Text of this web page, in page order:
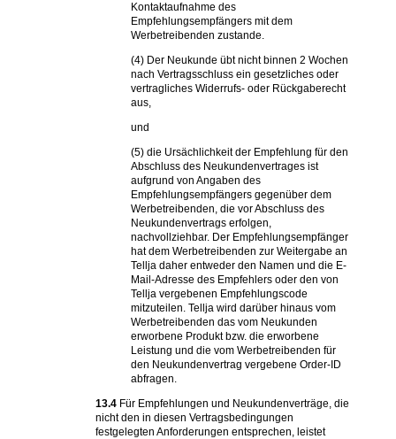
Kontaktaufnahme des
Empfehlungsempfängers mit dem
Werbetreibenden zustande.
(4) Der Neukunde übt nicht binnen 2 Wochen
nach Vertragsschluss ein gesetzliches oder
vertragliches Widerrufs- oder Rückgaberecht
aus,
und
(5) die Ursächlichkeit der Empfehlung für den
Abschluss des Neukundenvertrages ist
aufgrund von Angaben des
Empfehlungsempfängers gegenüber dem
Werbetreibenden, die vor Abschluss des
Neukundenvertrags erfolgen,
nachvollziehbar. Der Empfehlungsempfänger
hat dem Werbetreibenden zur Weitergabe an
Tellja daher entweder den Namen und die E-
Mail-Adresse des Empfehlers oder den von
Tellja vergebenen Empfehlungscode
mitzuteilen. Tellja wird darüber hinaus vom
Werbetreibenden das vom Neukunden
erworbene Produkt bzw. die erworbene
Leistung und die vom Werbetreibenden für
den Neukundenvertrag vergebene Order-ID
abfragen.
13.4 Für Empfehlungen und Neukundenverträge, die
nicht den in diesen Vertragsbedingungen
festgelegten Anforderungen entsprechen, leistet